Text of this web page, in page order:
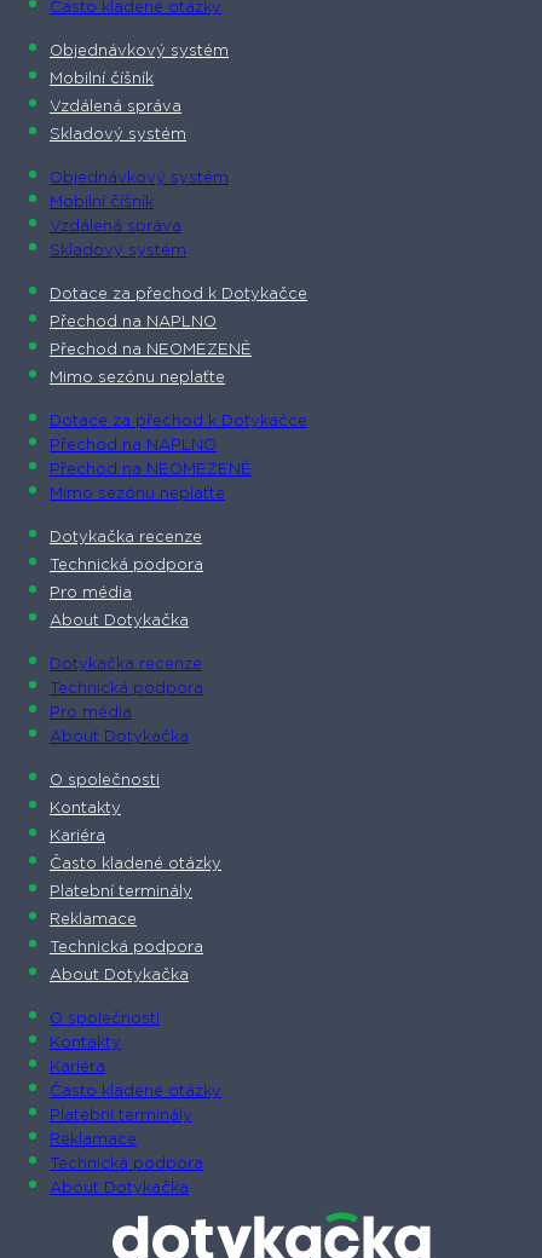
Často kladené otázky
Objednávkový systém
Mobilní číšník
Vzdálená správa
Skladový systém
Objednávkový systém
Mobilní číšník
Vzdálená správa
Skladový systém
Dotace za přechod k Dotykačce
Přechod na NAPLNO
Přechod na NEOMEZENĚ
Mimo sezónu neplaťte
Dotace za přechod k Dotykačce
Přechod na NAPLNO
Přechod na NEOMEZENĚ
Mimo sezónu neplaťte
Dotykačka recenze
Technická podpora
Pro média
About Dotykačka
Dotykačka recenze
Technická podpora
Pro média
About Dotykačka
O společnosti
Kontakty
Kariéra
Často kladené otázky
Platební terminály
Reklamace
Technická podpora
About Dotykačka
O společnosti
Kontakty
Kariéra
Často kladené otázky
Platební terminály
Reklamace
Technická podpora
About Dotykačka